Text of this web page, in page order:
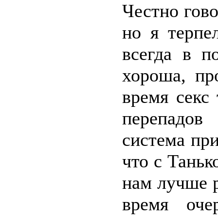
Честно
но я
всегда в
хороша,
время
система
что с
нам лучше
время